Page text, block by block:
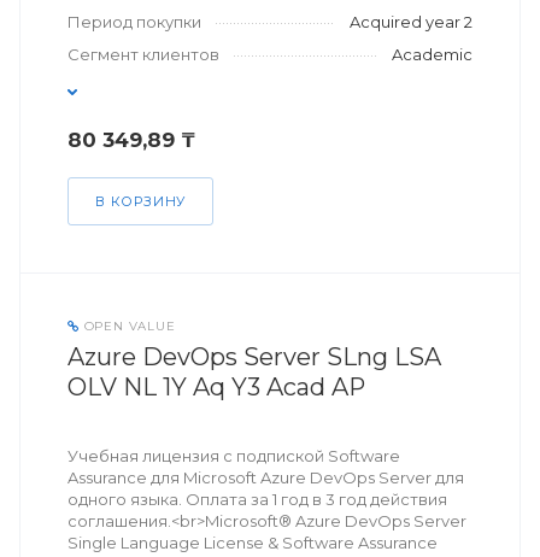
Период покупки
Acquired year 2
Сегмент клиентов
Academic
80 349,89 ₸
В КОРЗИНУ
OPEN VALUE
Azure DevOps Server SLng LSA
OLV NL 1Y Aq Y3 Acad AP
Учебная лицензия с подпиской Software
Assurance для Microsoft Azure DevOps Server для
одного языка. Оплата за 1 год в 3 год действия
соглашения.<br>Microsoft® Azure DevOps Server
Single Language License & Software Assurance